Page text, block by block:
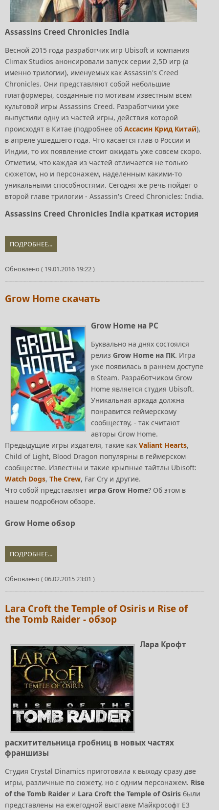
Assassins Creed Chronicles India
Весной 2015 года разработчик игр Ubisoft и компания
Climax Studios анонсировали запуск серии 2,5D игр (а
именно трилогии), именуемых как Assassin's Creed
Chronicles. Они представляют собой небольшие
платформеры, созданные по мотивам известным всем
культовой игры Assassins Creed. Разработчики уже
выпустили одну из частей игры, действия которой
происходят в Китае (подробнее об Ассасин Крид Китай),
в апреле ушедшего года. Что касается глав о России и
Индии, то их появление стоит ожидать уже совсем скоро.
Отметим, что каждая из частей отличается не только
сюжетом, но и персонажем, наделенным какими-то
уникальными способностями. Сегодня же речь пойдет о
второй главе трилогии - Assassin's Creed Chronicles: India.
Assassins Creed Chronicles India краткая история
ПОДРОБНЕЕ...
Обновлено ( 19.01.2016 19:22 )
Grow Home скачать
Grow Home на PC
Буквально на днях состоялся
релиз Grow Home на ПК. Игра
уже появилась в раннем доступе
в Steam. Разработчиком Grow
Home является студия Ubisoft.
Уникальная аркада должна
понравится геймерскому
сообществу, - так считают
авторы Grow Home.
Предыдущие игры издателя, такие как Valiant Hearts,
Child of Light, Blood Dragon популярны в геймерском
сообществе. Известны и такие крыпные тайтлы Ubisoft:
Watch Dogs, The Crew, Far Cry и другие.
Что собой представляет игра Grow Home? Об этом в
нашем подробном обзоре.
Grow Home обзор
ПОДРОБНЕЕ...
Обновлено ( 06.02.2015 23:01 )
Lara Croft the Temple of Osiris и Rise of
the Tomb Raider - обзор
Лара Крофт
расхитительница гробниц в новых частях
франшизы
Студия Crystal Dinamics приготовила к выходу сразу две
игры, различные по сюжету, но с одним персонажем. Rise
of the Tomb Raider и Lara Croft the Temple of Osiris были
представлены на ежегодной выставке Майкрософт E3